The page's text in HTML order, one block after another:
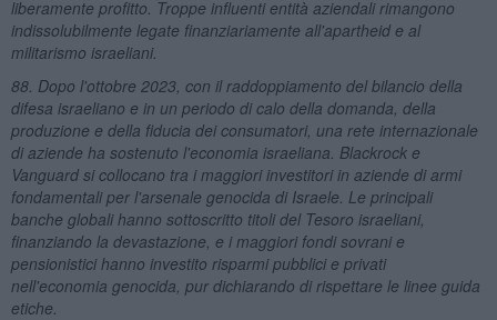
liberamente profitto. Troppe influenti entità aziendali rimangono
indissolubilmente legate finanziariamente all'apartheid e al
militarismo israeliani.
88. Dopo l'ottobre 2023, con il raddoppiamento del bilancio della
difesa israeliano e in un periodo di calo della domanda, della
produzione e della fiducia dei consumatori, una rete internazionale
di aziende ha sostenuto l'economia israeliana. Blackrock e
Vanguard si collocano tra i maggiori investitori in aziende di armi
fondamentali per l'arsenale genocida di Israele. Le principali
banche globali hanno sottoscritto titoli del Tesoro israeliani,
finanziando la devastazione, e i maggiori fondi sovrani e
pensionistici hanno investito risparmi pubblici e privati
nell'economia genocida, pur dichiarando di rispettare le linee guida
etiche.